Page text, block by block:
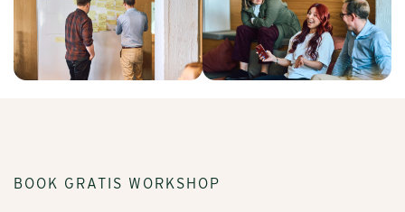
BOOK GRATIS WORKSHOP